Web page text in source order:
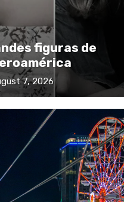
figuras de
7, 2026